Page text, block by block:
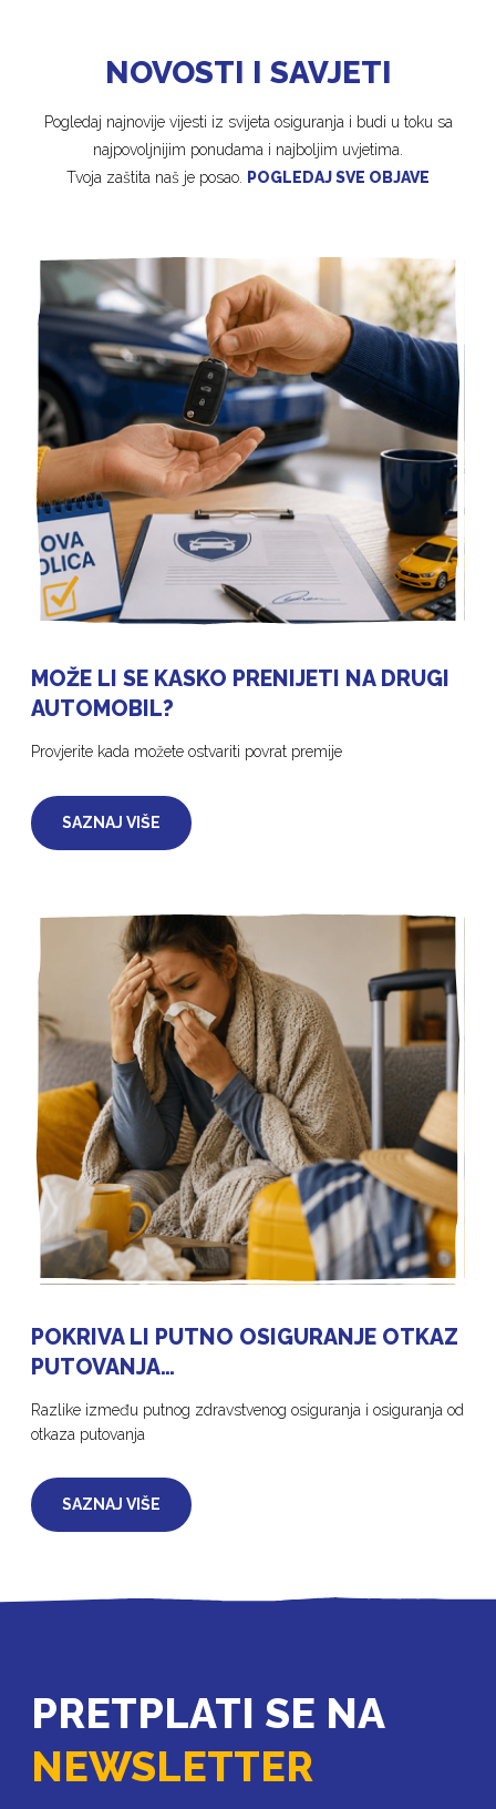
NOVOSTI I SAVJETI
Pogledaj najnovije vijesti iz svijeta osiguranja i budi u toku sa
najpovoljnijim ponudama i najboljim uvjetima.
Tvoja zaštita naš je posao. POGLEDAJ SVE OBJAVE
MOŽE LI SE KASKO PRENIJETI NA DRUGI
AUTOMOBIL?
Provjerite kada možete ostvariti povrat premije
SAZNAJ VIŠE
POKRIVA LI PUTNO OSIGURANJE OTKAZ
PUTOVANJA…
Razlike između putnog zdravstvenog osiguranja i osiguranja od
otkaza putovanja
SAZNAJ VIŠE
PRETPLATI SE NA
NEWSLETTER